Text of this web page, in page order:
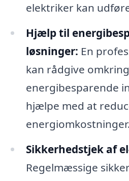
elektriker kan
Hjælp til
løsninger: En
kan rådgive omkring
energibesparende
hjælpe med at
energiomkostninger.
Sikkerhedstjek af
Regelmæssige